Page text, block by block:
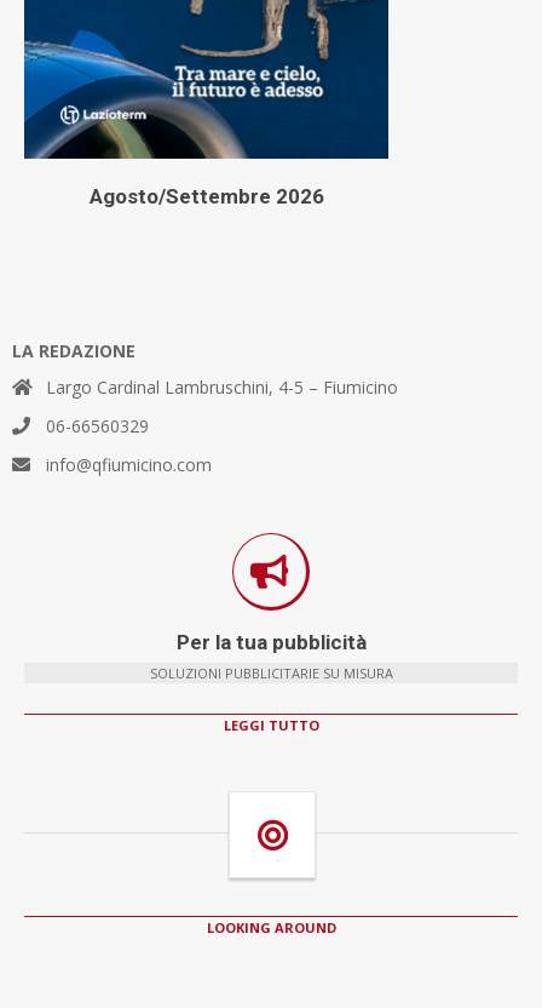
Agosto/Settembre 2026
LA REDAZIONE
Largo Cardinal Lambruschini, 4-5 – Fiumicino
06-66560329
info@qfiumicino.com
Per la tua pubblicità
SOLUZIONI PUBBLICITARIE SU MISURA
LEGGI TUTTO
LOOKING AROUND